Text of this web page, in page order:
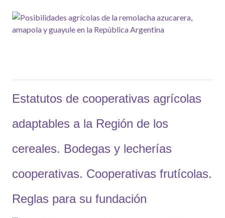
Estatutos de cooperativas agrícolas
adaptables a la Región de los
cereales. Bodegas y lecherías
cooperativas. Cooperativas frutícolas.
Reglas para su fundación